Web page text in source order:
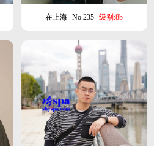
在上海 No.235 级别:8b